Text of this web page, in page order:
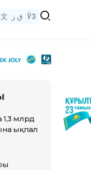
ق ز ЎЗ
1,3 млрд
ықпал